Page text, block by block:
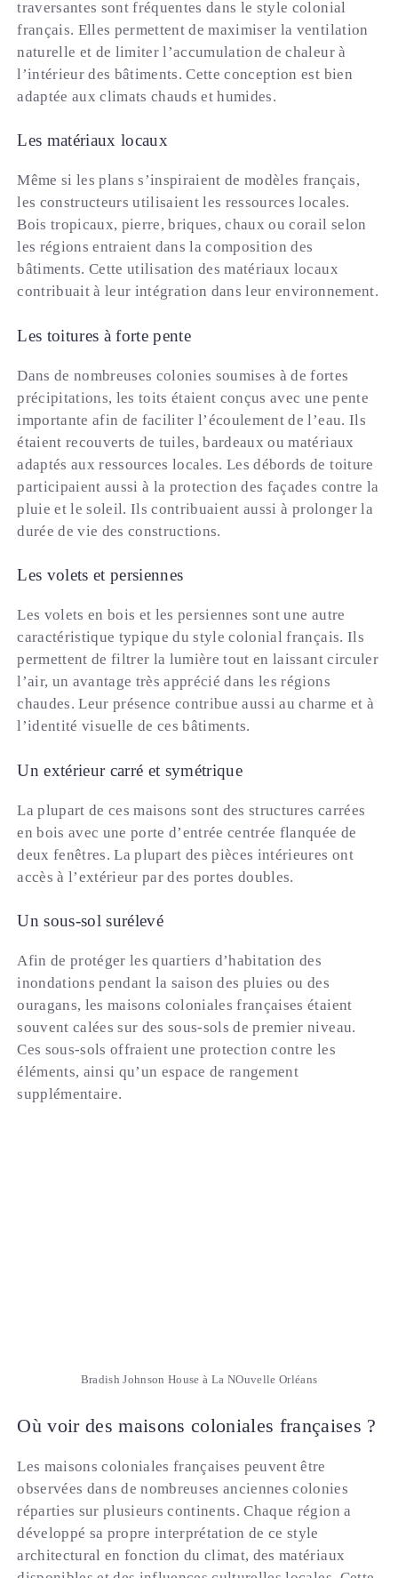
traversantes sont fréquentes dans le style colonial
français. Elles permettent de maximiser la ventilation
naturelle et de limiter l’accumulation de chaleur à
l’intérieur des bâtiments. Cette conception est bien
adaptée aux climats chauds et humides.
Les matériaux locaux
Même si les plans s’inspiraient de modèles français,
les constructeurs utilisaient les ressources locales.
Bois tropicaux, pierre, briques, chaux ou corail selon
les régions entraient dans la composition des
bâtiments. Cette utilisation des matériaux locaux
contribuait à leur intégration dans leur environnement.
Les toitures à forte pente
Dans de nombreuses colonies soumises à de fortes
précipitations, les toits étaient conçus avec une pente
importante afin de faciliter l’écoulement de l’eau. Ils
étaient recouverts de tuiles, bardeaux ou matériaux
adaptés aux ressources locales. Les débords de toiture
participaient aussi à la protection des façades contre la
pluie et le soleil. Ils contribuaient aussi à prolonger la
durée de vie des constructions.
Les volets et persiennes
Les volets en bois et les persiennes sont une autre
caractéristique typique du style colonial français. Ils
permettent de filtrer la lumière tout en laissant circuler
l’air, un avantage très apprécié dans les régions
chaudes. Leur présence contribue aussi au charme et à
l’identité visuelle de ces bâtiments.
Un extérieur carré et symétrique
La plupart de ces maisons sont des structures carrées
en bois avec une porte d’entrée centrée flanquée de
deux fenêtres. La plupart des pièces intérieures ont
accès à l’extérieur par des portes doubles.
Un sous-sol surélevé
Afin de protéger les quartiers d’habitation des
inondations pendant la saison des pluies ou des
ouragans, les maisons coloniales françaises étaient
souvent calées sur des sous-sols de premier niveau.
Ces sous-sols offraient une protection contre les
éléments, ainsi qu’un espace de rangement
supplémentaire.
Bradish Johnson House à La NOuvelle Orléans
Où voir des maisons coloniales françaises ?
Les maisons coloniales françaises peuvent être
observées dans de nombreuses anciennes colonies
réparties sur plusieurs continents. Chaque région a
développé sa propre interprétation de ce style
architectural en fonction du climat, des matériaux